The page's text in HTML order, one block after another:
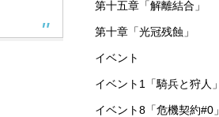
第十五章「解離結合」
第十章「光冠残蝕」
イベント
イベント1「騎兵と狩人」
イベント8「危機契約#0」